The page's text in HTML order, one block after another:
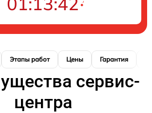
Этапы работ Цены Гарантия
сервис-
центра